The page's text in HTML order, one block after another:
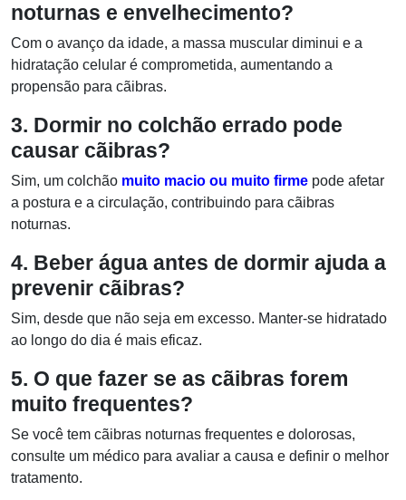
noturnas e envelhecimento?
Com o avanço da idade, a massa muscular diminui e a
hidratação celular é comprometida, aumentando a
propensão para cãibras.
3. Dormir no colchão errado pode
causar cãibras?
Sim, um colchão muito macio ou muito firme pode afetar
a postura e a circulação, contribuindo para cãibras
noturnas.
4. Beber água antes de dormir ajuda a
prevenir cãibras?
Sim, desde que não seja em excesso. Manter-se hidratado
ao longo do dia é mais eficaz.
5. O que fazer se as cãibras forem
muito frequentes?
Se você tem cãibras noturnas frequentes e dolorosas,
consulte um médico para avaliar a causa e definir o melhor
tratamento.